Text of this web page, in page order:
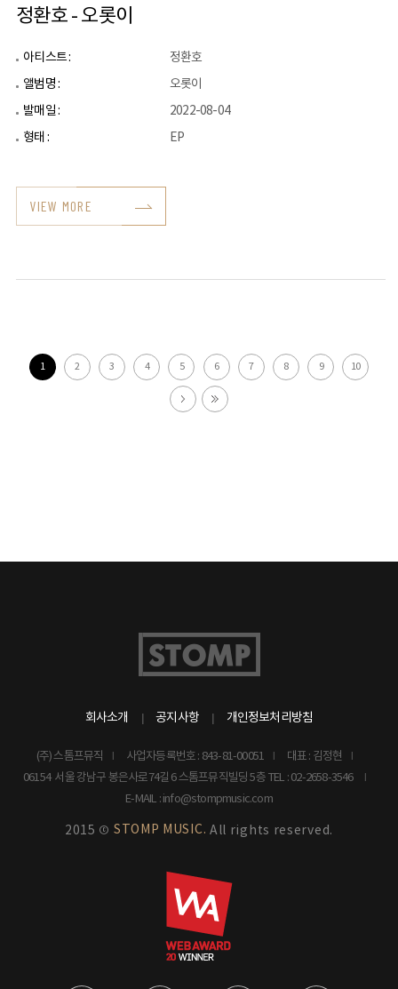
정환호 - 오롯이
아티스트 :
정환호
앨범명 :
오롯이
발매일 :
2022-08-04
형태 :
EP
VIEW MORE
1 2 3 4 5 6 7 8 9 10
회사소개 공지사항 개인정보처리방침
(주) 스톰프뮤직 사업자등록번호 : 843-81-00051
대표 : 김정현
06154 서울 강남구 봉은사로74길 6 스톰프뮤직빌딩 5층 TEL : 02-2658-3546
E-MAIL : info@stompmusic.com
2015 © STOMP MUSIC. All rights reserved.